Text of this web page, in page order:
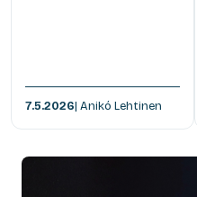
7.5.2026| Anikó Lehtinen